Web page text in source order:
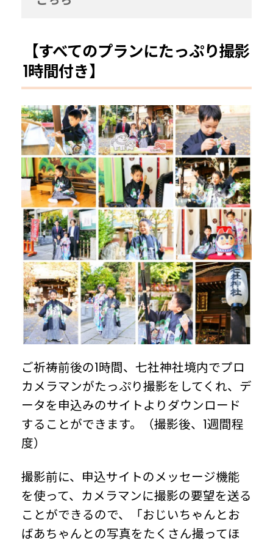
【すべてのプランにたっぷり撮影
1時間付き】
ご祈祷前後の1時間、七社神社境内でプロ
カメラマンがたっぷり撮影をしてくれ、デ
ータを申込みのサイトよりダウンロード
することができます。（撮影後、1週間程
度）
撮影前に、申込サイトのメッセージ機能
を使って、カメラマンに撮影の要望を送る
ことができるので、「おじいちゃんとお
ばあちゃんとの写真をたくさん撮ってほ